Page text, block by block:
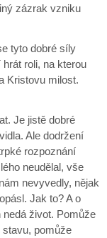
zázrak vzniku
tyto dobré síly
roli, na kterou
Kristovu milost.
Je jistě dobré
Ale dodržení
rozpoznání
neudělal, vše
nevyvedly, nějak
Jak to? A o
život. Pomůže
stavu, pomůže